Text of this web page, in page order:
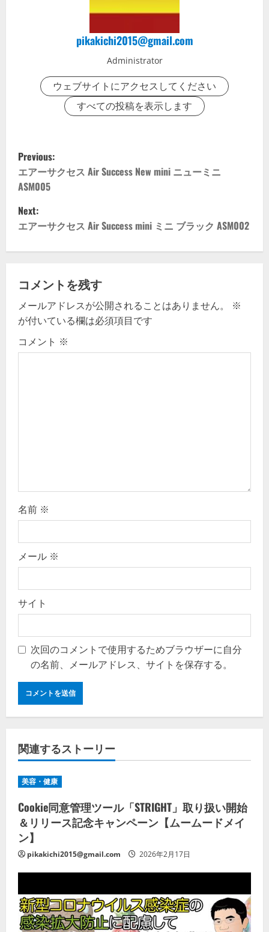
pikakichi2015@gmail.com
Administrator
ウェブサイトにアクセスしてください
すべての投稿を表示します
P
o
s
t
n
a
v
i
g
Previous:
エアーサクセス Air Success New mini ニューミニ
ASM005
Next:
エアーサクセス Air Success mini ミニ ブラック ASM002
コメントを残す
メールアドレスが公開されることはありません。
※
が付いている欄は必須項目です
コメント ※
名前 ※
メール ※
サイト
次回のコメントで使用するためブラウザーに自分
の名前、メールアドレス、サイトを保存する。
関連するストーリー
美容・健康
Cookie同意管理ツール「STRIGHT」取り扱い開始
＆リリース記念キャンペーン【ムームードメイ
ン】
pikakichi2015@gmail.com 2026年2月17日